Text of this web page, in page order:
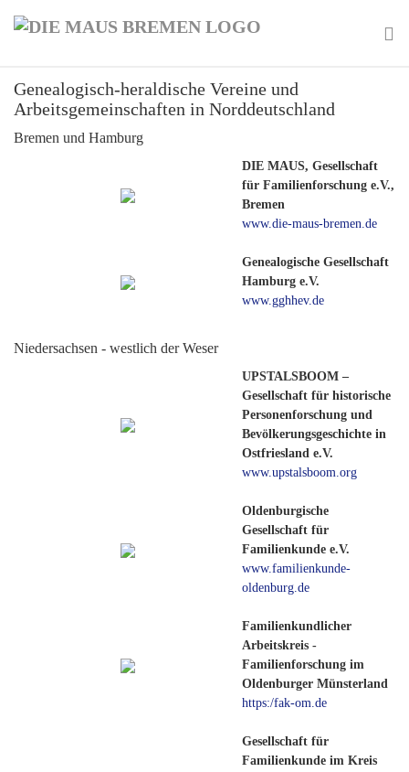
Genealogisch-heraldische Vereine und
Arbeitsgemeinschaften in Norddeutschland
Bremen und Hamburg
DIE MAUS, Gesellschaft
für Familienforschung e.V.,
Bremen
www.die-maus-bremen.de
Genealogische Gesellschaft
Hamburg e.V.
www.gghhev.de
Niedersachsen - westlich der Weser
UPSTALSBOOM –
Gesellschaft für historische
Personenforschung und
Bevölkerungsgeschichte in
Ostfriesland e.V.
www.upstalsboom.org
Oldenburgische
Gesellschaft für
Familienkunde e.V.
www.familienkunde-
oldenburg.de
Familienkundlicher
Arbeitskreis -
Familienforschung im
Oldenburger Münsterland
https:/fak-om.de
Gesellschaft für
Familienkunde im Kreis